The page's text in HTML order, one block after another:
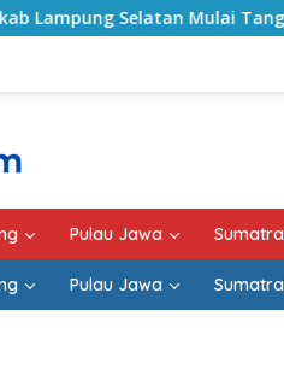
Mulai Tangani Jalan RA
Pulau Jawa
Pulau Jawa